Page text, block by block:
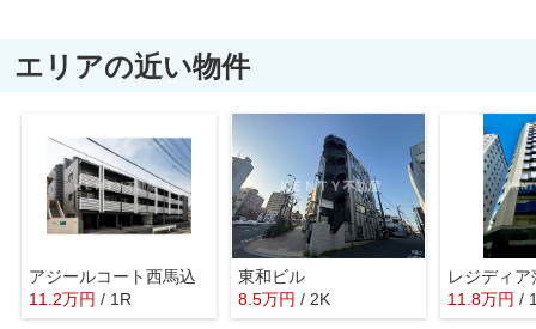
エリアの近い物件
アジールコート西馬込
11.2万円 / 1R
東和ビル
8.5万円 / 2K
レジディ
11.8万円 /